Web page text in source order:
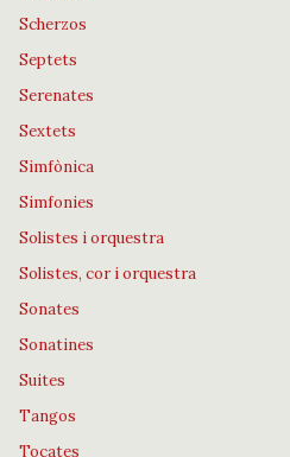
Scherzos
Septets
Serenates
Sextets
Simfònica
Simfonies
Solistes i orquestra
Solistes, cor i orquestra
Sonates
Sonatines
Suites
Tangos
Tocates